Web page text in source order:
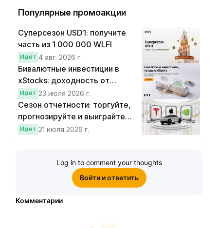
Популярные промоакции
Суперсезон USD1: получите
часть из 1 000 000 WLFI
Идёт 4 авг. 2026 г.
Бивалютные инвестиции в
xStocks: доходность от
прогнозов
Идёт 23 июля 2026 г.
Сезон отчетности: торгуйте,
прогнозируйте и выиграйте
Cybertruck!
Идёт 21 июля 2026 г.
Log in to comment your thoughts
Войти и ответить
Комментарии